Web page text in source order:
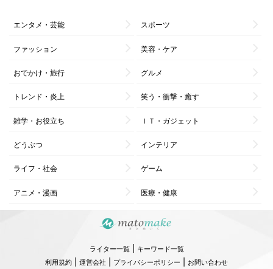
エンタメ・芸能 スポーツ
ファッション 美容・ケア
おでかけ・旅行 グルメ
トレンド・炎上 笑う・衝撃・癒す
雑学・お役立ち ＩＴ・ガジェット
どうぶつ インテリア
ライフ・社会 ゲーム
アニメ・漫画 医療・健康
ライター一覧| キーワード一覧
利用規約 | 運営会社 | プライバシーポリシー | お問い合わせ